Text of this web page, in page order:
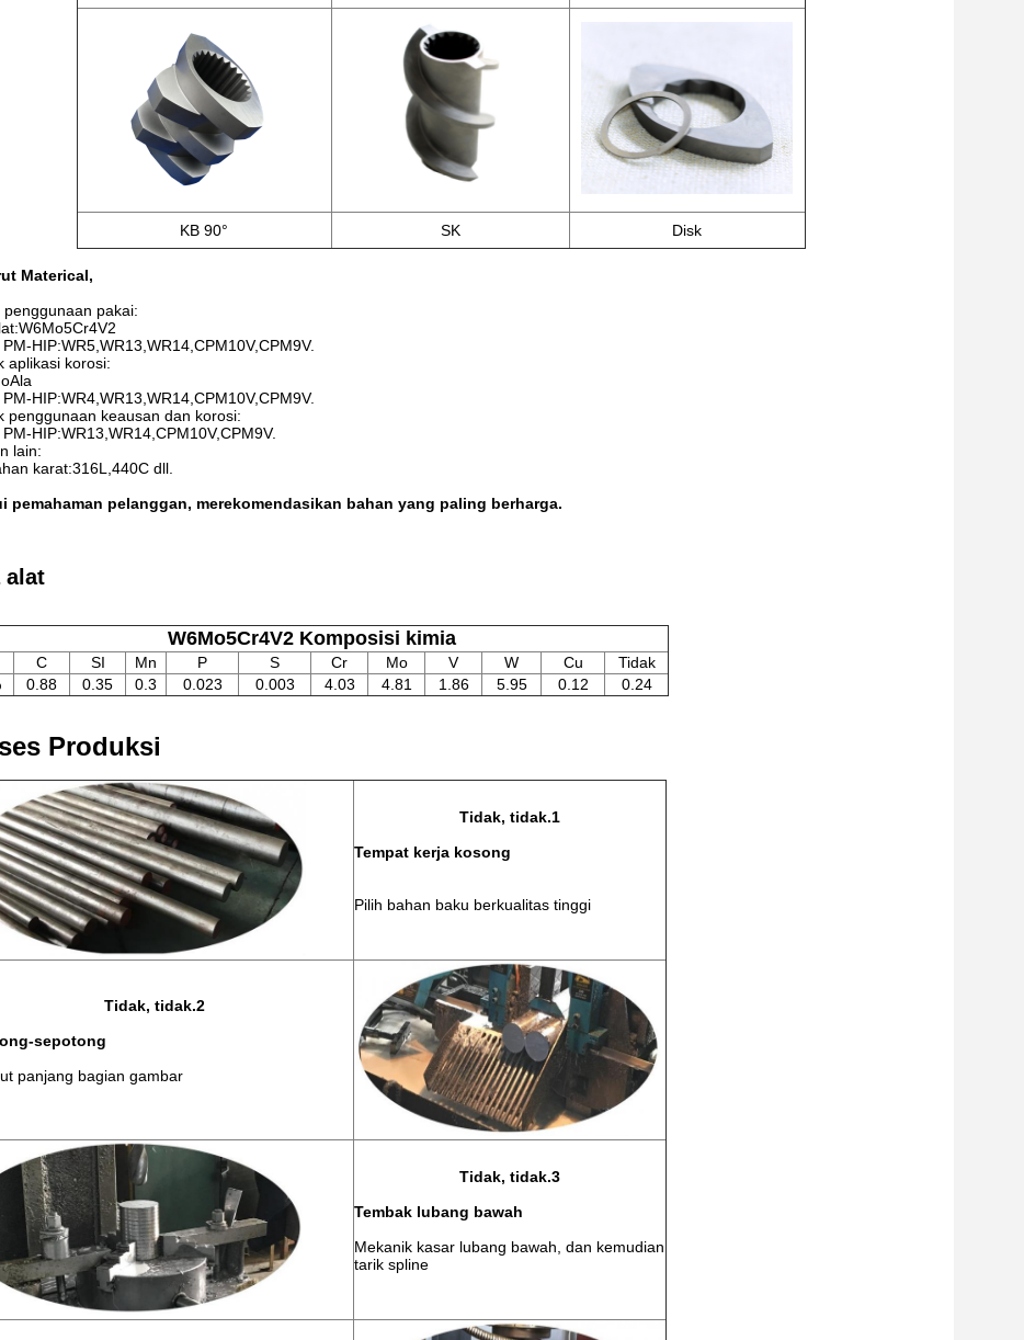
KB 90° SK Disk
Materical,
penggunaan pakai:
HIP:WR5,WR13,WR14,CPM10V,CPM9V.
aplikasi korosi:
HIP:WR4,WR13,WR14,CPM10V,CPM9V.
penggunaan keausan dan korosi:
HIP:WR13,WR14,CPM10V,CPM9V.
lain:
karat:316L,440C dll.
pemahaman pelanggan, merekomendasikan bahan yang paling berharga.
alat
W6Mo5Cr4V2 Komposisi kimia
C SI Mn P S Cr Mo V W Cu
Tidak
0.88 0.35 0.3 0.023 0.003 4.03 4.81 1.86 5.95 0.12 0.24
Produksi
Tidak, tidak.1
Tempat kerja kosong
Pilih bahan baku berkualitas tinggi
Tidak, tidak.2
sepotong
panjang bagian gambar
Tidak, tidak.3
Tembak lubang bawah
Mekanik kasar lubang bawah, dan kemudian
tarik spline